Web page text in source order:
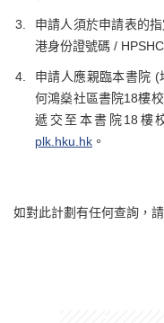
申請人須於申請表的
港身份證號碼 /
申請人應親臨本書院
何鴻燊社區書院18樓
遞交至本書院18樓
plk.hku.hk 。
如對此計劃有任何查詢，